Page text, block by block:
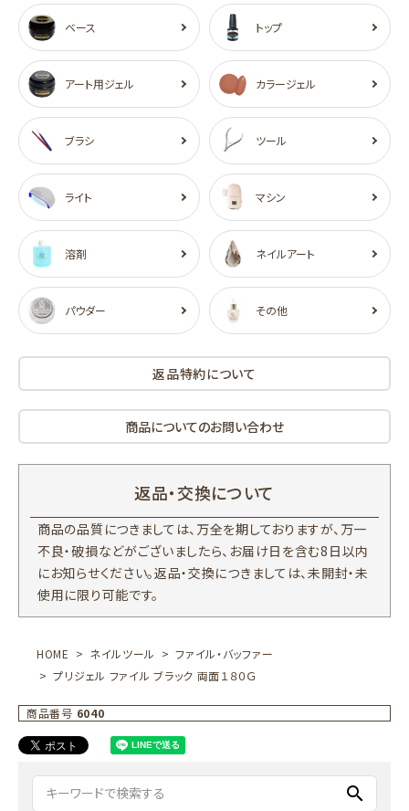
ベース トップ
アート用ジェル カラージェル
ブラシ ツール
ライト マシン
溶剤 ネイルアート
パウダー その他
返品特約について
商品についてのお問い合わせ
返品・交換について
商品の品質につきましては、万全を期しておりますが、万一
不良・破損などがございましたら、お届け日を含む8日以内
にお知らせください。返品・交換につきましては、未開封・未
使用に限り可能です。
HOME ネイルツール
ファイル・バッファー
プリジェル ファイル ブラック 両面１８０Ｇ
商品番号 6040
search